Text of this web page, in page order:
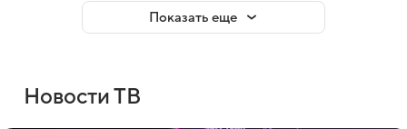
Показать еще
Новости ТВ